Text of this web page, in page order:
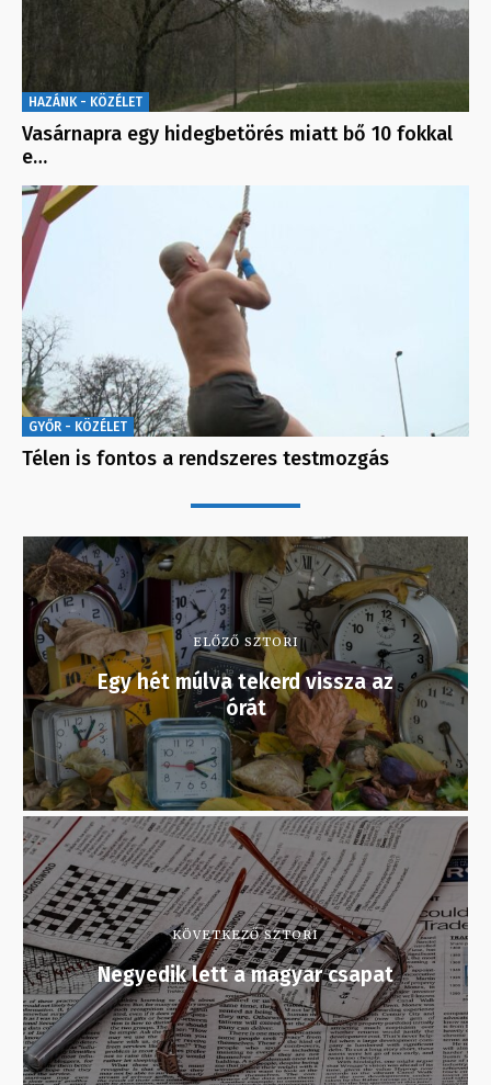
HAZÁNK - KÖZÉLET
Vasárnapra egy hidegbetörés miatt bő 10 fokkal
e…
GYŐR - KÖZÉLET
Télen is fontos a rendszeres testmozgás
ELŐZŐ SZTORI
Egy hét múlva tekerd vissza az
órát
KÖVETKEZŐ SZTORI
Negyedik lett a magyar csapat